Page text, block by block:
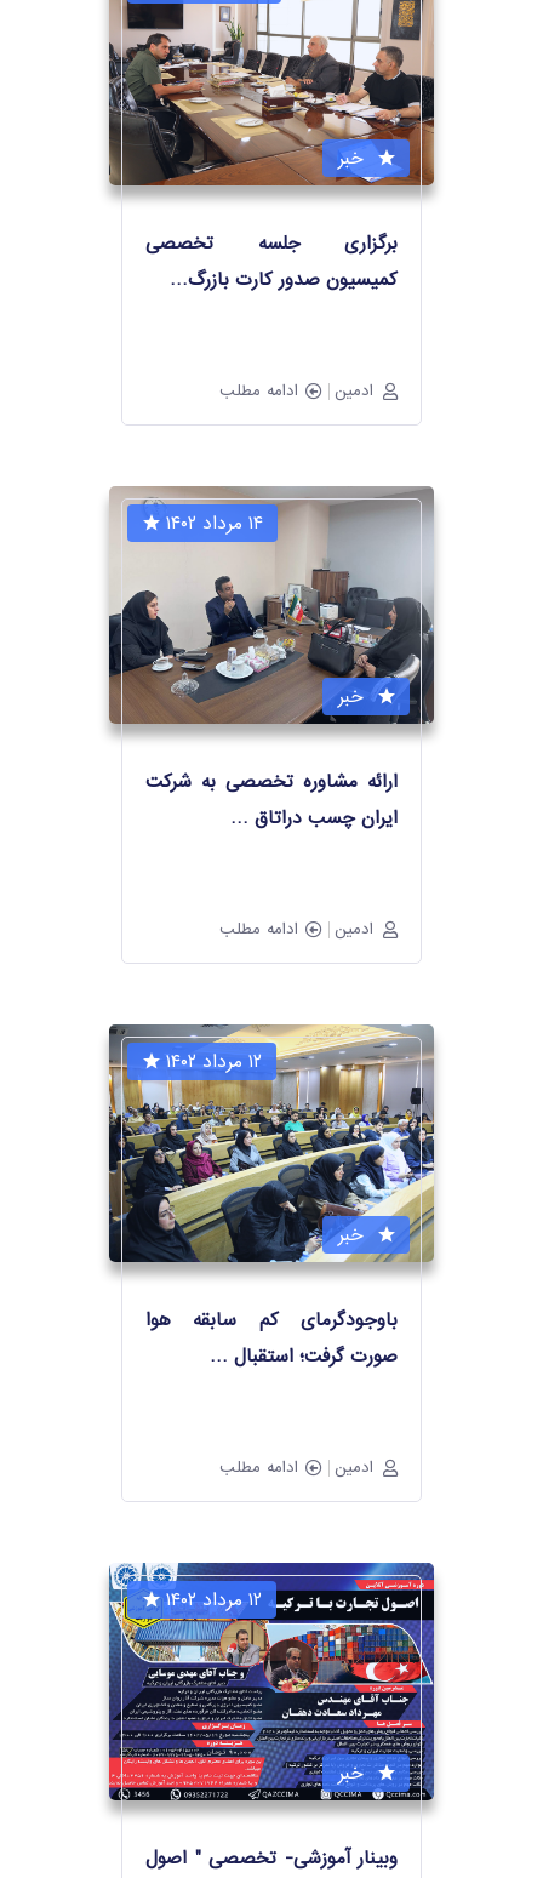
خبر
برگزاری جلسه تخصصی
کمیسیون صدور کارت بازرگ…
ادمین ادامه مطلب
۱۴ مرداد ۱۴۰۲
خبر
ارائه مشاوره تخصصی به شرکت
ایران چسب دراتاق …
ادمین ادامه مطلب
۱۲ مرداد ۱۴۰۲
خبر
باوجودگرمای کم سابقه هوا
صورت گرفت؛ استقبال …
ادمین ادامه مطلب
۱۲ مرداد ۱۴۰۲
خبر
وبینار آموزشی- تخصصی " اصول